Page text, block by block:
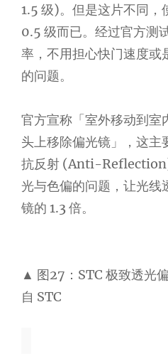
1.5 级)。但是这片不同，
0.5 级而已。经过官方测
率，不用担心快门速度或
的问题。
官方宣称「室外移动到室
头上移除偏光镜」，这主
抗反射 (Anti-
光与色偏的问题，让光线
镜的 1.3 倍。
▲ 图27：STC 极致透光
自 STC